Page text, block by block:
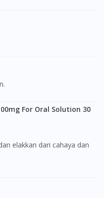
For Oral Solution 30